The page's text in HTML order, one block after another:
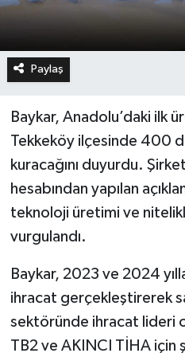
Paylaş
Baykar, Anadolu’daki ilk
Tekkeköy ilçesinde 400
kuracağını duyurdu.
hesabından yapılan
teknoloji üretimi ve
vurgulandı.
Baykar, 2023 ve 2024
ihracat gerçekleştirerek
sektöründe ihracat lideri
TB2 ve AKINCI TİHA için